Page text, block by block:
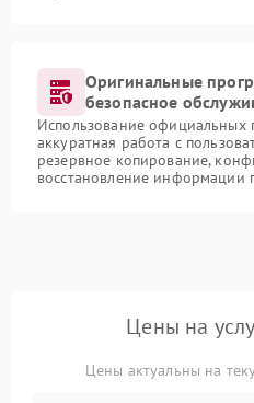
Оригинальные
безопасное
Использование официальных
аккуратная работа с
резервное копирование,
восстановление информации
Цены на
Цены актуальны на